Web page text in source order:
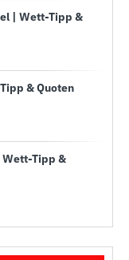
| Wett-Tipp &
& Quoten
Wett-Tipp &